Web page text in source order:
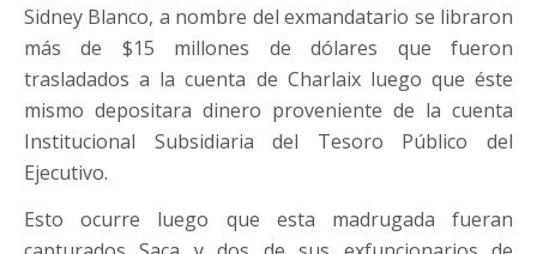
Sidney Blanco, a nombre del exmandatario se libraron
más de $15 millones de dólares que fueron
trasladados a la cuenta de Charlaix luego que éste
mismo depositara dinero proveniente de la cuenta
Institucional Subsidiaria del Tesoro Público del
Ejecutivo.
Esto ocurre luego que esta madrugada fueran